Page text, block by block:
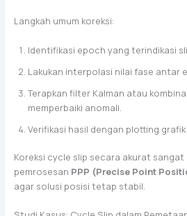
Langkah umum koreksi:
Identifikasi epoch yang terindikasi
Lakukan interpolasi nilai fase antar
Terapkan filter Kalman atau
memperbaiki anomali.
Verifikasi hasil dengan plotting
Koreksi cycle slip secara akurat
pemrosesan PPP (Precise Point
agar solusi posisi tetap stabil.